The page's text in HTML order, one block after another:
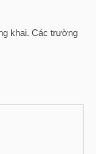
khai. Các trường